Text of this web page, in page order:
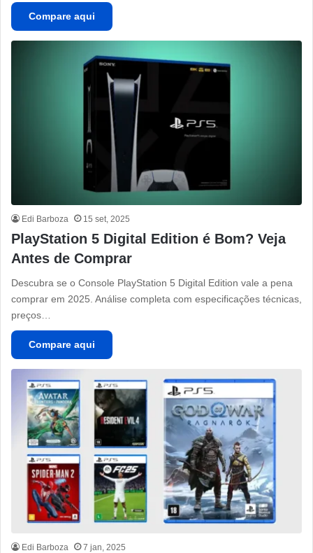
Compare aqui
Edi Barboza 15 set, 2025
PlayStation 5 Digital Edition é Bom? Veja
Antes de Comprar
Descubra se o Console PlayStation 5 Digital Edition vale a pena
comprar em 2025. Análise completa com especificações técnicas,
preços…
Compare aqui
Edi Barboza 7 jan, 2025